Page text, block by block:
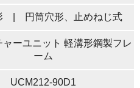
| 円筒穴形、止めねじ式
ャーユニット 軽溝形鋼製フレ
ーム
UCM212-90D1